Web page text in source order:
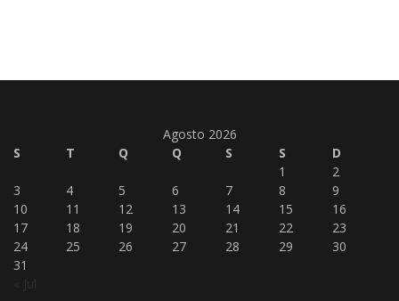
Agosto 2026
S
T Q Q S S D
« Jul
1
2
3
4 5 6 7 8
9
10
11 12 13 14 15
16
17
18 19 20 21 22
23
24
25 26 27 28 29
30
31